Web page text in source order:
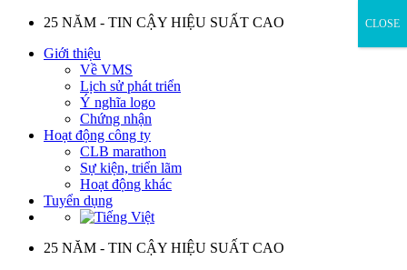
Skip
content
25 NĂM - TIN CẬY HIỆU SUẤT CAO
Giới thiệu
Về VMS
Lịch sử phát triển
Ý nghĩa logo
Chứng nhận
Hoạt động công ty
CLB marathon
Sự kiện, triển lãm
Hoạt động khác
Tuyển dụng
25 NĂM - TIN CẬY HIỆU SUẤT CAO
CLOSE